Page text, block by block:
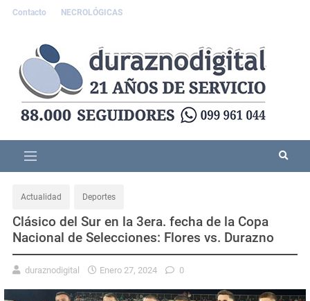
Contacto NECROLÓGICAS
Actualidad Deportes
Clásico del Sur en la 3era. fecha de la Copa
Nacional de Selecciones: Flores vs. Durazno
duraznodigital Enero 27, 2024 0